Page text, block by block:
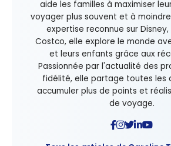
aide les familles à maximiser
voyager plus souvent et à
expertise reconnue sur Disney,
Costco, elle explore le monde
et leurs enfants grâce aux
Passionnée par l'actualité des
fidélité, elle partage toutes les
accumuler plus de points et
de voyage.